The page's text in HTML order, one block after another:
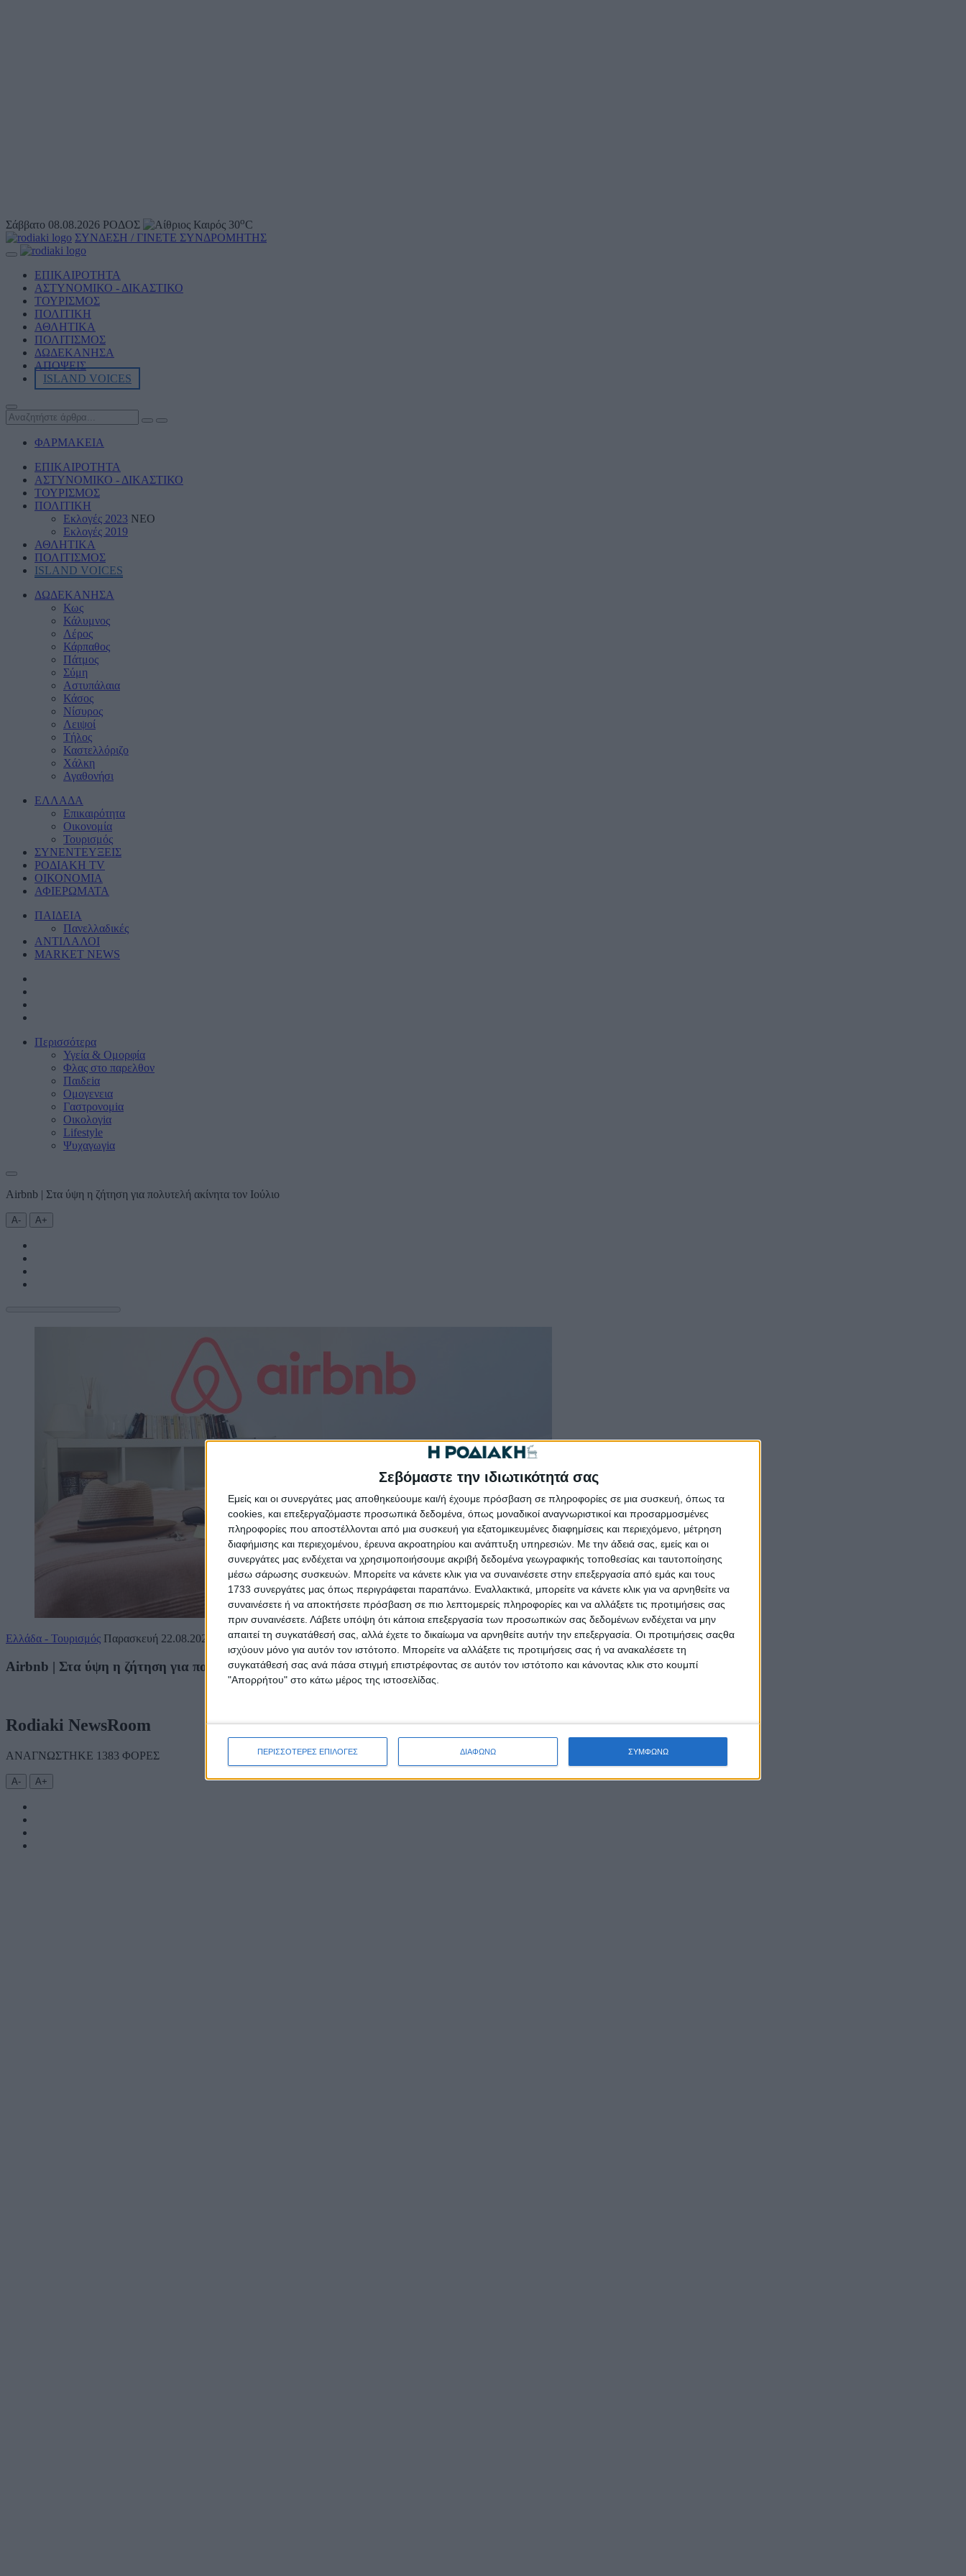
Σεβόμαστε την ιδιωτικότητά σας
Εμείς και οι συνεργάτες μας αποθηκεύουμε και/ή έχουμε πρόσβαση σε πληροφορίες σε μια συσκευή, όπως τα
cookies, και επεξεργαζόμαστε προσωπικά δεδομένα, όπως μοναδικοί αναγνωριστικοί και προσαρμοσμένες
πληροφορίες που αποστέλλονται από μια συσκευή για εξατομικευμένες διαφημίσεις και περιεχόμενο, μέτρηση
διαφήμισης και περιεχομένου, έρευνα ακροατηρίου και ανάπτυξη υπηρεσιών. Με την άδειά σας, εμείς και οι
συνεργάτες μας ενδέχεται να χρησιμοποιήσουμε ακριβή δεδομένα γεωγραφικής τοποθεσίας και ταυτοποίησης
μέσω σάρωσης συσκευών. Μπορείτε να κάνετε κλικ για να συναινέσετε στην επεξεργασία από εμάς και τους
1733 συνεργάτες μας όπως περιγράφεται παραπάνω. Εναλλακτικά, μπορείτε να κάνετε κλικ για να αρνηθείτε να
συναινέσετε ή να αποκτήσετε πρόσβαση σε πιο λεπτομερείς πληροφορίες και να αλλάξετε τις προτιμήσεις σας
πριν συναινέσετε. Λάβετε υπόψη ότι κάποια επεξεργασία των προσωπικών σας δεδομένων ενδέχεται να μην
απαιτεί τη συγκατάθεσή σας, αλλά έχετε το δικαίωμα να αρνηθείτε αυτήν την επεξεργασία. Οι προτιμήσεις σαςθα
ισχύουν μόνο για αυτόν τον ιστότοπο. Μπορείτε να αλλάξετε τις προτιμήσεις σας ή να ανακαλέσετε τη
συγκατάθεσή σας ανά πάσα στιγμή επιστρέφοντας σε αυτόν τον ιστότοπο και κάνοντας κλικ στο κουμπί
"Απορρήτου" στο κάτω μέρος της ιστοσελίδας.
ΠΕΡΙΣΣΟΤΕΡΕΣ ΕΠΙΛΟΓΕΣ ΔΙΑΦΩΝΩ ΣΥΜΦΩΝΩ
Σάββατο 08.08.2026 ΡΟΔΟΣ 30oC
ΣΥΝΔΕΣΗ / ΓΙΝΕΤΕ ΣΥΝΔΡΟΜΗΤΗΣ
ΕΠΙΚΑΙΡΟΤΗΤΑ
ΑΣΤΥΝΟΜΙΚΟ - ΔΙΚΑΣΤΙΚΟ
ΤΟΥΡΙΣΜΟΣ
ΠΟΛΙΤΙΚΗ
ΑΘΛΗΤΙKA
ΠΟΛΙΤΙΣΜΟΣ
ΔΩΔΕΚΑΝΗΣΑ
ΑΠΟΨΕΙΣ
ISLAND VOICES
ΦΑΡΜΑΚΕΙΑ
ΕΠΙΚΑΙΡΟΤΗΤΑ
ΑΣΤΥΝΟΜΙΚΟ - ΔΙΚΑΣΤΙΚΟ
ΤΟΥΡΙΣΜΟΣ
ΠΟΛΙΤΙΚΗ
Εκλογές 2023 ΝΕΟ
Εκλογές 2019
ΑΘΛΗΤΙΚΑ
ΠΟΛΙΤΙΣΜΟΣ
ISLAND VOICES
ΔΩΔΕΚΑΝΗΣΑ
Κως
Κάλυμνος
Λέρος
Κάρπαθος
Πάτμος
Σύμη
Αστυπάλαια
Κάσος
Νίσυρος
Λειψοί
Τήλος
Καστελλόριζο
Χάλκη
Αγαθονήσι
ΕΛΛΑΔΑ
Eπικαιρότητα
Οικονομία
Τουρισμός
ΣΥΝΕΝΤΕΥΞΕΙΣ
ΡΟΔΙΑΚΗ TV
ΟΙΚΟΝΟΜΙΑ
ΑΦΙΕΡΩΜΑΤΑ
ΠΑΙΔΕΙΑ
Πανελλαδικές
ΑΝΤΙΛΑΛΟΙ
MARKET NEWS
Περισσότερα
Υγεία & Oμορφία
Φλας στο παρελθον
Παιδεiα
Ομογενεια
Γαστρονομiα
Οικολογiα
Lifestyle
Ψυχαγωγiα
Airbnb | Στα ύψη η ζήτηση για πολυτελή ακίνητα τον Ιούλιο
Α- Α+
Ελλάδα - Τουρισμός Παρασκευή 22.08.2025 16:00
Airbnb | Στα ύψη η ζήτηση για πολυτελή ακίνητα τον Ιούλιο
Rodiaki NewsRoom
ΑΝΑΓΝΩΣΤΗΚΕ 1383 ΦΟΡΕΣ
Α- Α+